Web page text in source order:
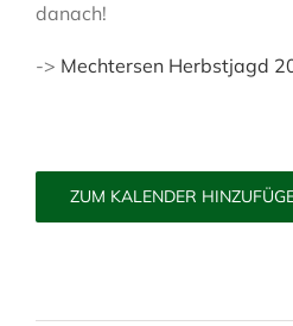
danach!
-> Mechtersen Herbstjagd
ZUM KALENDER